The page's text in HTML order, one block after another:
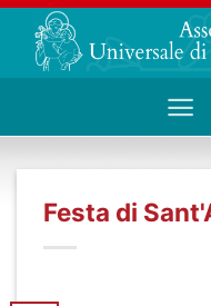
Salta
contenuti
Festa di